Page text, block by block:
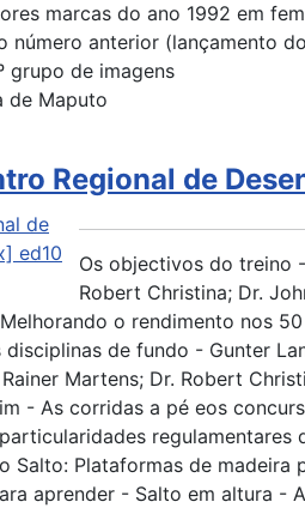
marcas do ano 1992 em
número anterior (lançamento
grupo de imagens
de Maputo
Regional de
Os objectivos do treino
Robert Christina; Dr.
o rendimento nos
de fundo - Gunter
Martens; Dr. Robert
- As corridas a pé eos
Salto: Plataformas de
aprender - Salto em altura -